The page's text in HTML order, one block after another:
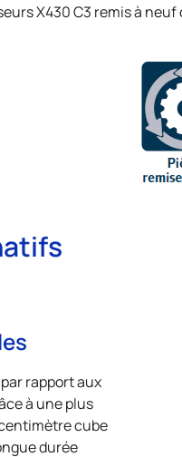
X430 C3 remis à
rapport aux
à une plus
cube
durée